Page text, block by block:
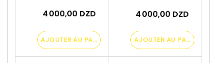
4 000,00 DZD
AJOUTER AU PANIER
4 000,00 DZD
AJOUTER AU PANIER